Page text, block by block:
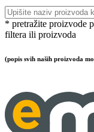
* pretražite proizvode
filtera ili proizvoda
(popis svih naših proizvoda